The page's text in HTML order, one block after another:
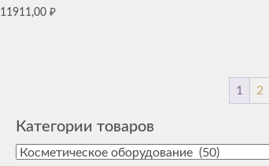
11911,00 ₽
1 2
Категории товаров